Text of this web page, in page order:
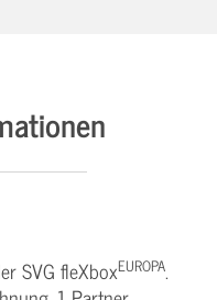
SVG fleXboxEUROPA.